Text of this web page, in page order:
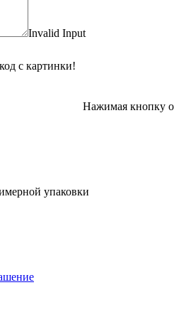
Invalid Input
с картинки!
Нажимая кнопку
упаковки